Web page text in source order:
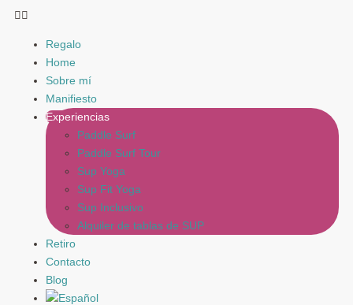
Regalo
Home
Sobre mí
Manifiesto
Experiencias
Paddle Surf
Paddle Surf Tour
Sup Yoga
Sup Fit Yoga
Sup Inclusivo
Alquiler de tablas de SUP
Retiro
Contacto
Blog